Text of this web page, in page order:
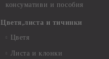
консумативи и пособия
Цветя,листа и тичинки
Цветя
Листа и клонки